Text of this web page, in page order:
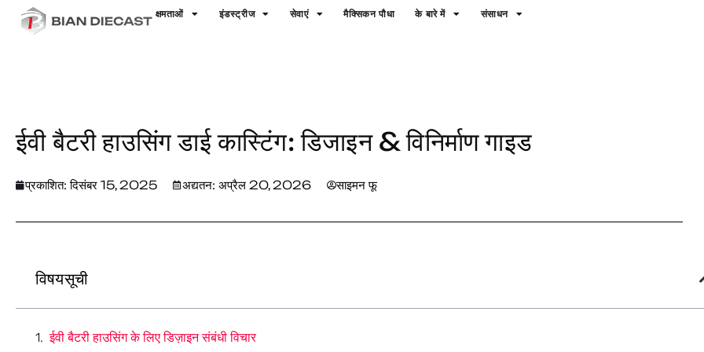
क्षमताओं इंडस्ट्रीज सेवाएं मैक्सिकन पौधा के बारे में संसाधन
घर > ईवी बैटरी हाउसिंग डाई कास्टिंग:
ईवी बैटरी हाउसिंग डाई कास्टिंग: डिजाइन & विनिर्माण गाइड
प्रकाशित:दिसंबर 15, 2025 अद्यतन: अप्रैल 20, 2026 साइमन फू
विषयसूची
ईवी बैटरी हाउसिंग के लिए डिज़ाइन संबंधी विचार